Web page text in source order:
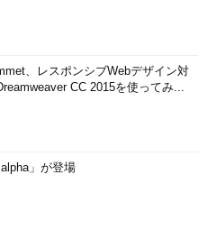
、レスポンシブWebデザイン対
CC 2015を使ってみ...
」が登場